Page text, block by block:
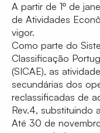
A partir de 1º de
de Atividades
vigor.
Como parte do
Classificação
(SICAE), as
secundárias dos
reclassificadas de
Rev.4, substituindo
Até 30 de